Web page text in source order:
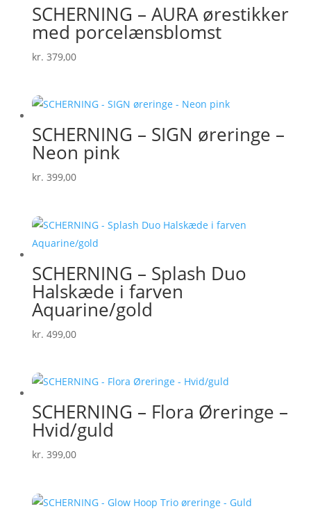
SCHERNING – AURA ørestikker
med porcelænsblomst
kr. 379,00
SCHERNING – SIGN øreringe –
Neon pink
kr. 399,00
SCHERNING – Splash Duo
Halskæde i farven
Aquarine/gold
kr. 499,00
SCHERNING – Flora Øreringe –
Hvid/guld
kr. 399,00